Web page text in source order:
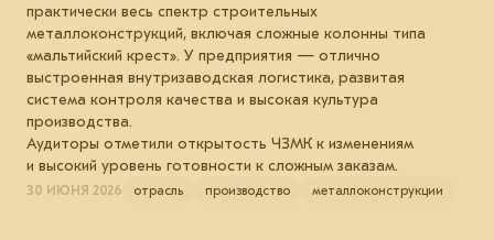
практически весь спектр строительных
металлоконструкций, включая сложные колонны типа
«мальтийский крест». У предприятия — отлично
выстроенная внутризаводская логистика, развитая
система контроля качества и высокая культура
производства.
Аудиторы отметили открытость ЧЗМК к изменениям
и высокий уровень готовности к сложным заказам.
30 ИЮНЯ 2026 отрасль производство металлоконструкции